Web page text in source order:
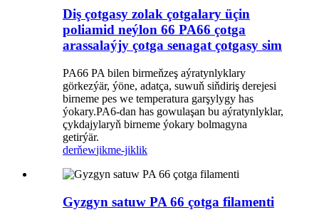
Diş çotgasy zolak çotgalary üçin
poliamid neýlon 66 PA66 çotga
arassalaýjy çotga senagat çotgasy sim
PA66 PA bilen birmeňzeş aýratynlyklary
görkezýär, ýöne, adatça, suwuň siňdiriş derejesi
birneme pes we temperatura garşylygy has
ýokary.PA6-dan has gowulaşan bu aýratynlyklar,
çykdajylaryň birneme ýokary bolmagyna
getirýär.
derňewjikme-jiklik
Gyzgyn satuw PA 66 çotga filamenti